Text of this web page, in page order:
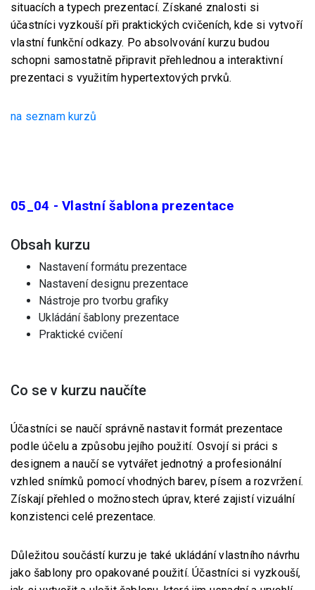
situacích a typech prezentací. Získané znalosti si
účastníci vyzkouší při praktických cvičeních, kde si vytvoří
vlastní funkční odkazy. Po absolvování kurzu budou
schopni samostatně připravit přehlednou a interaktivní
prezentaci s využitím hypertextových prvků.
na seznam kurzů
05_04 - Vlastní šablona prezentace
Obsah kurzu
Nastavení formátu prezentace
Nastavení designu prezentace
Nástroje pro tvorbu grafiky
Ukládání šablony prezentace
Praktické cvičení
Co se v kurzu naučíte
Účastníci se naučí správně nastavit formát prezentace
podle účelu a způsobu jejího použití. Osvojí si práci s
designem a naučí se vytvářet jednotný a profesionální
vzhled snímků pomocí vhodných barev, písem a rozvržení.
Získají přehled o možnostech úprav, které zajistí vizuální
konzistenci celé prezentace.
Důležitou součástí kurzu je také ukládání vlastního návrhu
jako šablony pro opakované použití. Účastníci si vyzkouší,